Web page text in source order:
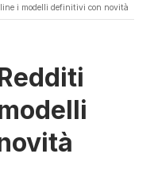
i modelli definitivi con novità